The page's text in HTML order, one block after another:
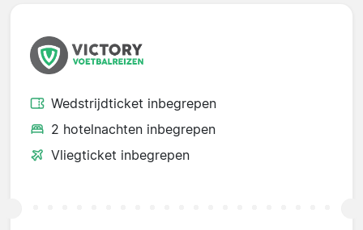
Wedstrijdticket inbegrepen
2 hotelnachten inbegrepen
Vliegticket inbegrepen